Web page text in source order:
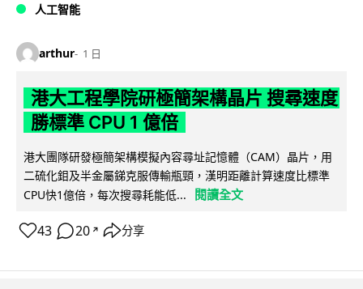
人工智能
arthur 1 日
港大工程學院研極簡架構晶片 搜尋速度
勝標準 CPU 1 億倍
港大團隊研發極簡架構模擬內容尋址記憶體（CAM）晶片，用
二硫化鉬及半金屬銻克服傳輸瓶頸，漢明距離計算速度比標準
CPU快1億倍，每次搜尋耗能低...
閱讀全文
43 20 ↗ 分享